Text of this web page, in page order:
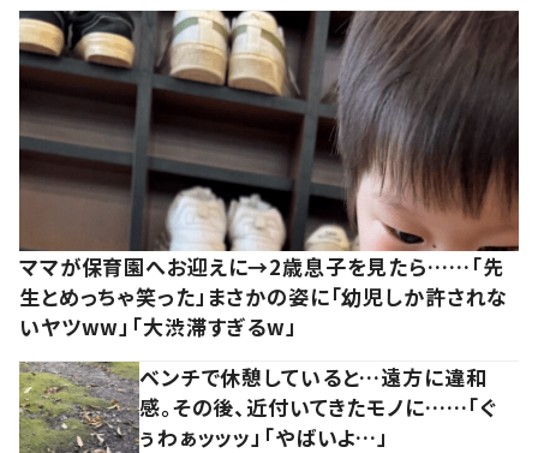
ママが保育園へお迎えに→2歳息子を見たら……「先
生とめっちゃ笑った」まさかの姿に「幼児しか許されな
いヤツww」「大渋滞すぎるw」
ベンチで休憩していると…遠方に違和
感。その後、近付いてきたモノに……「ぐ
ぅわぁッッッ」「やばいよ…」